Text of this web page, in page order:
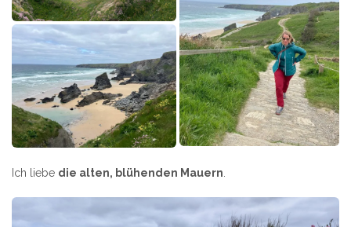
Ich liebe die alten, blühenden Mauern